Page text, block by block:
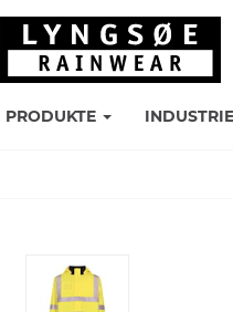
PRODUKTE INDUSTRIE